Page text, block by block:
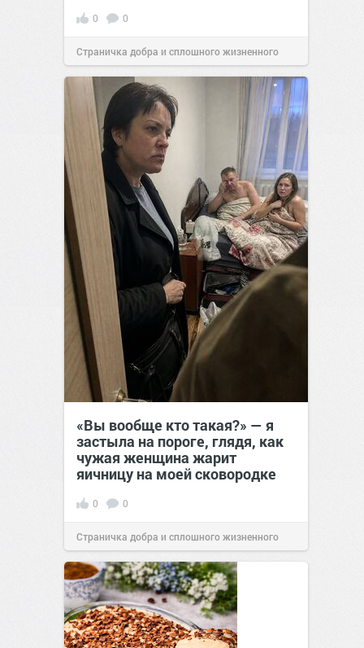
0 0
Страничка добра и сплошного жизненного
позитива!13:38Вчера
«Вы вообще кто такая?» — я
застыла на пороге, глядя, как
чужая женщина жарит
яичницу на моей сковородке
0 0
Страничка добра и сплошного жизненного
позитива!11:38Вчера